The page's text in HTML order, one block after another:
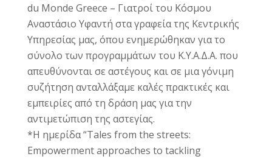
du Monde Greece – Γιατροί του Κόσμου
Αναστάσιο Υφαντή στα γραφεία της Κεντρικής
Υπηρεσίας μας, όπου ενημερώθηκαν για το
σύνολο των προγραμμάτων του Κ.Υ.Α.Δ.Α. που
απευθύνονται σε αστέγους και σε μια γόνιμη
συζήτηση ανταλλάξαμε καλές πρακτικές και
εμπειρίες από τη δράση μας για την
αντιμετώπιση της αστεγίας.
*Η ημερίδα “Tales from the streets:
Empowerment approaches to tackling